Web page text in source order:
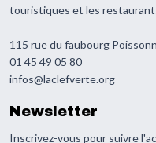
touristiques et les
115 rue du faubourg
01 45 49 05 80
infos@laclefverte.org
Newsletter
Inscrivez-vous pour suivre